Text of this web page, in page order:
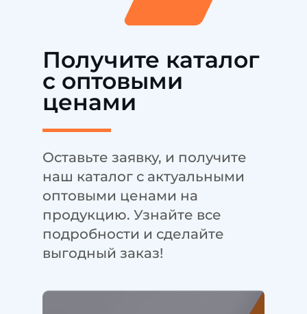
Получите каталог
с оптовыми
ценами
Оставьте заявку, и получите
наш каталог с актуальными
оптовыми ценами на
продукцию. Узнайте все
подробности и сделайте
выгодный заказ!